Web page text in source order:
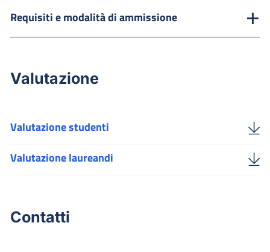
Requisiti e modalità di ammissione
Valutazione
Valutazione studenti
Valutazione laureandi
Contatti